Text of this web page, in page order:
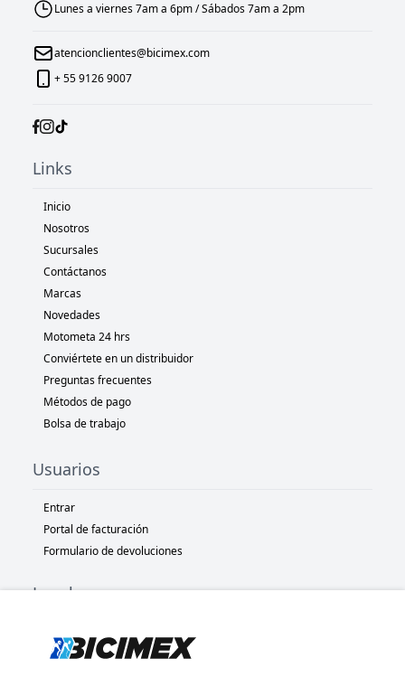
Lunes a viernes 7am a 6pm / Sábados 7am a 2pm
atencionclientes@bicimex.com
+ 55 9126 9007
Links
Inicio
Nosotros
Sucursales
Contáctanos
Marcas
Novedades
Motometa 24 hrs
Conviértete en un distribuidor
Preguntas frecuentes
Métodos de pago
Bolsa de trabajo
Usuarios
Entrar
Portal de facturación
Formulario de devoluciones
Legal
Políticas de privacidad